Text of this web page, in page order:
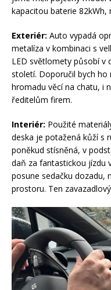
kapacitou baterie 82kWh,
Exteriér: Auto vypadá
metalíza v kombinaci s
LED světlomety působí v
století. Doporučil bych
hromadu věcí na chatu, i
ředitelům firem.
Interiér: Použité
deska je potažená kůží s
poněkud stísněná, v
daň za fantastickou jízdu
posune sedačku dozadu,
prostoru. Ten